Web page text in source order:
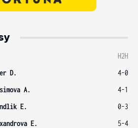
H2H
D.
4-0
A.
4-1
E.
0-3
E.
5-4